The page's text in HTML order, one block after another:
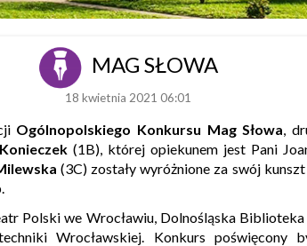
MAG SŁOWA
18 kwietnia 2021 06:01
Ogólnopolskiego Konkursu Mag Słowa,
(1B), której opiekunem jest Pani
(3C) zostały wyróżnione za swój
Polski we Wrocławiu, Dolnośląska
Wrocławskiej. Konkurs poświęcony